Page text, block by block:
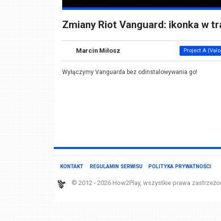
Zmiany Riot Vanguard: ikonka w
Marcin Miłosz Project A
Wyłączymy Vanguarda bez odinstalowywania go!
KONTAKT REGULAMIN SERWISU POLITYKA PRYWATNOŚCI
© 2012 - 2026 How2Play, wszystkie prawa